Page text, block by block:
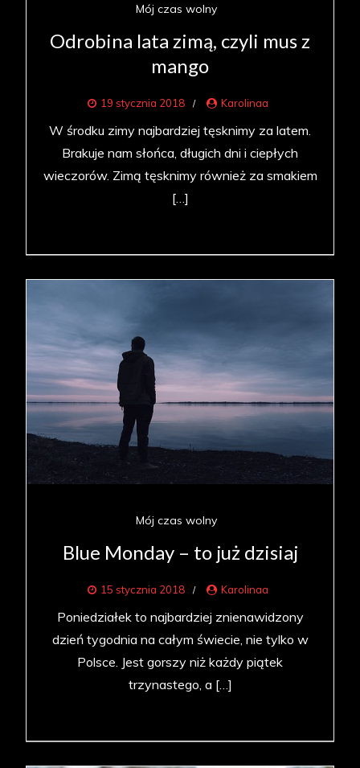
Mój czas wolny
Odrobina lata zimą, czyli mus z
mango
19 stycznia 2018 Karolinaa
W środku zimy najbardziej tęsknimy za latem.
Brakuje nam słońca, długich dni i ciepłych
wieczorów. Zimą tęsknimy również za smakiem
[…]
Mój czas wolny
Blue Monday – to już dzisiaj
15 stycznia 2018 Karolinaa
Poniedziałek to najbardziej znienawidzony
dzień tygodnia na całym świecie, nie tylko w
Polsce. Jest gorszy niż każdy piątek
trzynastego, a […]